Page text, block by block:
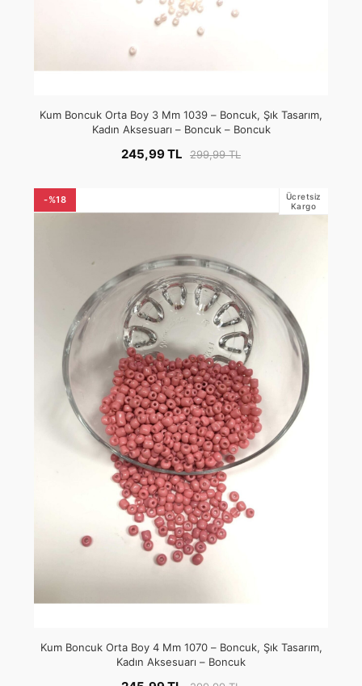
Kum Boncuk Orta Boy 3 Mm 1039 – Boncuk, Şık Tasarım,
Kadın Aksesuarı – Boncuk – Boncuk
245,99 TL 299,99 TL
-%18
Ücretsiz
Kargo
Kum Boncuk Orta Boy 4 Mm 1070 – Boncuk, Şık Tasarım,
Kadın Aksesuarı – Boncuk